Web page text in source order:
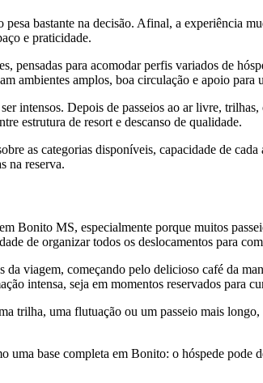
bastante na decisão. Afinal, a experiência
e praticidade.
pensadas para acomodar perfis variados de
ambientes amplos, boa circulação e apoio para
intensos. Depois de passeios ao ar livre,
estrutura de resort e descanso de qualidade.
as categorias disponíveis, capacidade de
na reserva.
Bonito MS, especialmente porque muitos
de organizar todos os deslocamentos para
viagem, começando pelo delicioso café da
intensa, seja em momentos reservados para
trilha, uma flutuação ou um passeio mais
base completa em Bonito: o hóspede pode